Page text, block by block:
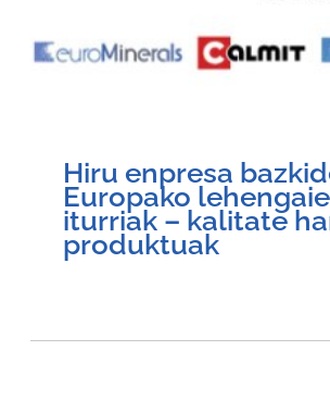
Hiru enpresa
Europako
iturriak – kalitate
produktuak